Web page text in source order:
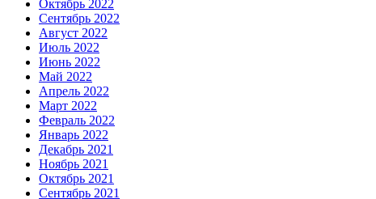
Октябрь 2022
Сентябрь 2022
Август 2022
Июль 2022
Июнь 2022
Май 2022
Апрель 2022
Март 2022
Февраль 2022
Январь 2022
Декабрь 2021
Ноябрь 2021
Октябрь 2021
Сентябрь 2021